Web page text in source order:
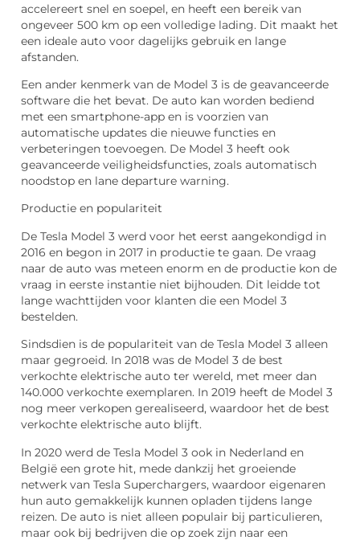
accelereert snel en soepel, en heeft een bereik van
ongeveer 500 km op een volledige lading. Dit maakt het
een ideale auto voor dagelijks gebruik en lange
afstanden.
Een ander kenmerk van de Model 3 is de geavanceerde
software die het bevat. De auto kan worden bediend
met een smartphone-app en is voorzien van
automatische updates die nieuwe functies en
verbeteringen toevoegen. De Model 3 heeft ook
geavanceerde veiligheidsfuncties, zoals automatisch
noodstop en lane departure warning.
Productie en populariteit
De Tesla Model 3 werd voor het eerst aangekondigd in
2016 en begon in 2017 in productie te gaan. De vraag
naar de auto was meteen enorm en de productie kon de
vraag in eerste instantie niet bijhouden. Dit leidde tot
lange wachttijden voor klanten die een Model 3
bestelden.
Sindsdien is de populariteit van de Tesla Model 3 alleen
maar gegroeid. In 2018 was de Model 3 de best
verkochte elektrische auto ter wereld, met meer dan
140.000 verkochte exemplaren. In 2019 heeft de Model 3
nog meer verkopen gerealiseerd, waardoor het de best
verkochte elektrische auto blijft.
In 2020 werd de Tesla Model 3 ook in Nederland en
België een grote hit, mede dankzij het groeiende
netwerk van Tesla Superchargers, waardoor eigenaren
hun auto gemakkelijk kunnen opladen tijdens lange
reizen. De auto is niet alleen populair bij particulieren,
maar ook bij bedrijven die op zoek zijn naar een